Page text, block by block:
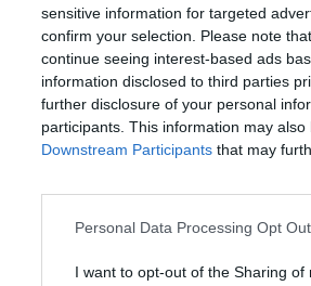
sensitive information for targeted
confirm your selection. Please note
continue seeing interest-based ads
information disclosed to third parties
further disclosure of your personal
participants. This information may
Downstream Participants that may
Personal Data Processing Opt
I want to opt-out of the Sharing of